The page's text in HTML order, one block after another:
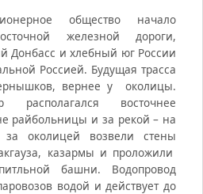
общество начало
железной дороги,
Донбасс и хлебный юг России
Россией. Будущая трасса
вернее у околицы.
располагался восточнее
райбольницы и за рекой – на
околицей возвели стены
казармы и проложили
башни. Водопровод
водой и действует до